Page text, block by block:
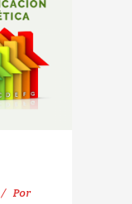
Por